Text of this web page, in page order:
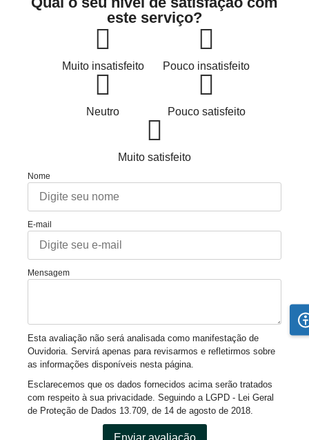
este serviço?
Muito insatisfeito Pouco insatisfeito
Neutro Pouco satisfeito
Muito satisfeito
Nome
E-mail
Mensagem
Esta avaliação não será analisada como manifestação de
Ouvidoria. Servirá apenas para revisarmos e refletirmos sobre
as informações disponíveis nesta página.
Esclarecemos que os dados fornecidos acima serão tratados
com respeito à sua privacidade. Seguindo a LGPD - Lei Geral
de Proteção de Dados 13.709, de 14 de agosto de 2018.